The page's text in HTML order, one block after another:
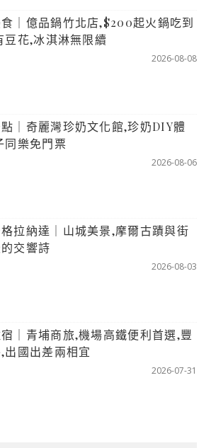
｜億品鍋竹北店,$200起火鍋吃到
豆花,冰淇淋無限續
2026-08-08
｜奇麗灣珍奶文化館,珍奶DIY體
同樂免門票
2026-08-06
拉納達｜山城美景,摩爾古蹟與街
交響詩
2026-08-03
｜青埔商旅,機場高鐵便利首選,豐
出國出差兩相宜
2026-07-31